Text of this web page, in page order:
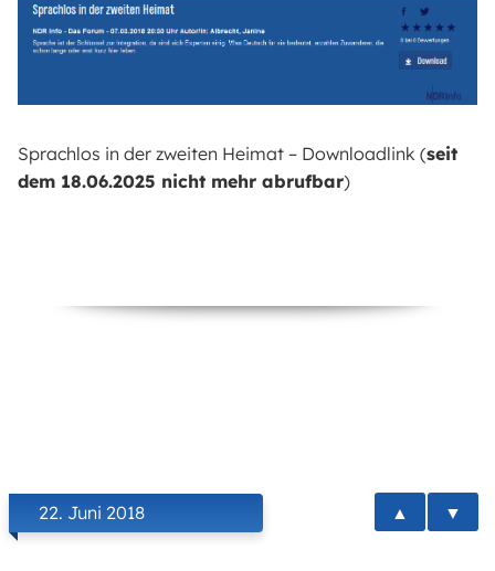
Sprachlos in der zweiten Heimat – Downloadlink (seit
dem 18.06.2025 nicht mehr abrufbar)
22. Juni 2018 ▲ ▼